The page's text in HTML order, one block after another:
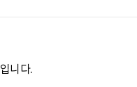
입니다.